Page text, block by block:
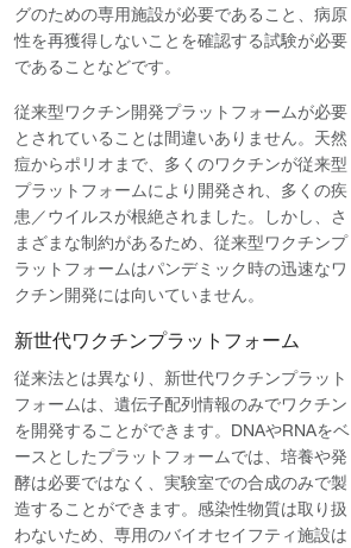
グのための専用施設が必要であること、病原
性を再獲得しないことを確認する試験が必要
であることなどです。
従来型ワクチン開発プラットフォームが必要
とされていることは間違いありません。天然
痘からポリオまで、多くのワクチンが従来型
プラットフォームにより開発され、多くの疾
患／ウイルスが根絶されました。しかし、さ
まざまな制約があるため、従来型ワクチンプ
ラットフォームはパンデミック時の迅速なワ
クチン開発には向いていません。
新世代ワクチンプラットフォーム
従来法とは異なり、新世代ワクチンプラット
フォームは、遺伝子配列情報のみでワクチン
を開発することができます。DNAやRNAをベ
ースとしたプラットフォームでは、培養や発
酵は必要ではなく、実験室での合成のみで製
造することができます。感染性物質は取り扱
わないため、専用のバイオセイフティ施設は